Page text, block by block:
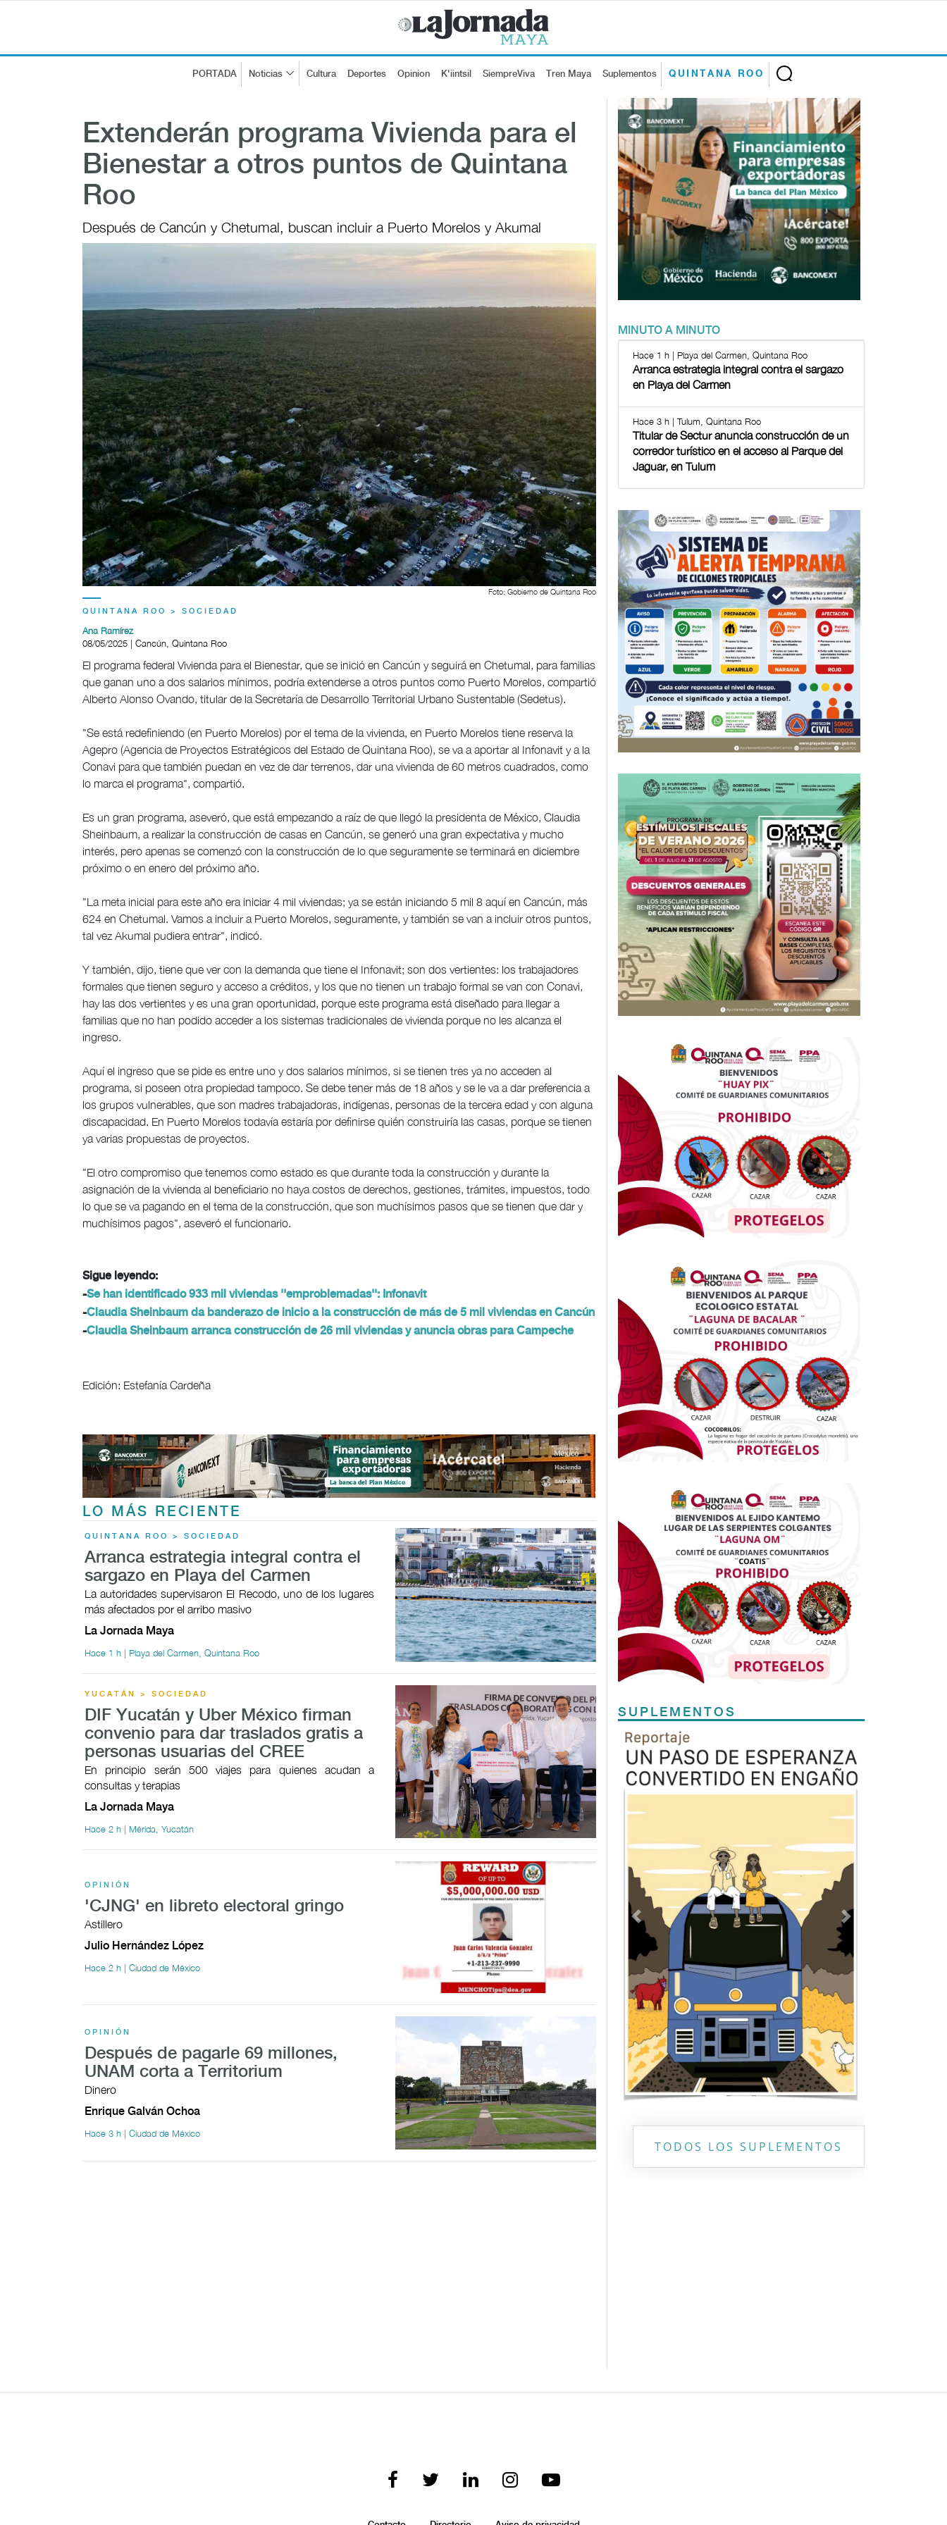
PORTADA Noticias Cultura Deportes Opinion K'iintsil SiempreViva Tren Maya Suplementos QUINTANA ROO
Extenderán programa Vivienda para el
Bienestar a otros puntos de Quintana
Roo
Después de Cancún y Chetumal, buscan incluir a Puerto Morelos y Akumal
Foto: Gobierno de Quintana Roo
QUINTANA ROO > SOCIEDAD
Ana Ramírez
08/05/2025 | Cancún, Quintana Roo
El programa federal Vivienda para el Bienestar, que se inició en Cancún y seguirá en Chetumal, para familias
que ganan uno a dos salarios mínimos, podría extenderse a otros puntos como Puerto Morelos, compartió
Alberto Alonso Ovando, titular de la Secretaría de Desarrollo Territorial Urbano Sustentable (Sedetus).
"Se está redefiniendo (en Puerto Morelos) por el tema de la vivienda, en Puerto Morelos tiene reserva la
Agepro (Agencia de Proyectos Estratégicos del Estado de Quintana Roo), se va a aportar al Infonavit y a la
Conavi para que también puedan en vez de dar terrenos, dar una vivienda de 60 metros cuadrados, como
lo marca el programa", compartió.
Es un gran programa, aseveró, que está empezando a raíz de que llegó la presidenta de México, Claudia
Sheinbaum, a realizar la construcción de casas en Cancún, se generó una gran expectativa y mucho
interés, pero apenas se comenzó con la construcción de lo que seguramente se terminará en diciembre
próximo o en enero del próximo año.
"La meta inicial para este año era iniciar 4 mil viviendas; ya se están iniciando 5 mil 8 aquí en Cancún, más
624 en Chetumal. Vamos a incluir a Puerto Morelos, seguramente, y también se van a incluir otros puntos,
tal vez Akumal pudiera entrar", indicó.
Y también, dijo, tiene que ver con la demanda que tiene el Infonavit; son dos vertientes: los trabajadores
formales que tienen seguro y acceso a créditos, y los que no tienen un trabajo formal se van con Conavi,
hay las dos vertientes y es una gran oportunidad, porque este programa está diseñado para llegar a
familias que no han podido acceder a los sistemas tradicionales de vivienda porque no les alcanza el
ingreso.
Aquí el ingreso que se pide es entre uno y dos salarios mínimos, si se tienen tres ya no acceden al
programa, si poseen otra propiedad tampoco. Se debe tener más de 18 años y se le va a dar preferencia a
los grupos vulnerables, que son madres trabajadoras, indígenas, personas de la tercera edad y con alguna
discapacidad. En Puerto Morelos todavía estaría por definirse quién construiría las casas, porque se tienen
ya varias propuestas de proyectos.
"El otro compromiso que tenemos como estado es que durante toda la construcción y durante la
asignación de la vivienda al beneficiario no haya costos de derechos, gestiones, trámites, impuestos, todo
lo que se va pagando en el tema de la construcción, que son muchísimos pasos que se tienen que dar y
muchísimos pagos", aseveró el funcionario.
Sigue leyendo:
-Se han identificado 933 mil viviendas ''emproblemadas'': Infonavit
-Claudia Sheinbaum da banderazo de inicio a la construcción de más de 5 mil viviendas en Cancún
-Claudia Sheinbaum arranca construcción de 26 mil viviendas y anuncia obras para Campeche
Edición: Estefanía Cardeña
LO MÁS RECIENTE
QUINTANA ROO > SOCIEDAD
Arranca estrategia integral contra el
sargazo en Playa del Carmen
La autoridades supervisaron El Recodo, uno de los lugares
más afectados por el arribo masivo
La Jornada Maya
Hace 1 h | Playa del Carmen, Quintana Roo
YUCATÁN > SOCIEDAD
DIF Yucatán y Uber México firman
convenio para dar traslados gratis a
personas usuarias del CREE
En principio serán 500 viajes para quienes acudan a
consultas y terapias
La Jornada Maya
Hace 2 h | Mérida, Yucatán
OPINIÓN
'CJNG' en libreto electoral gringo
Astillero
Julio Hernández López
Hace 2 h | Ciudad de México
OPINIÓN
Después de pagarle 69 millones,
UNAM corta a Territorium
Dinero
Enrique Galván Ochoa
Hace 3 h | Ciudad de México
MINUTO A MINUTO
Hace 1 h | Playa del Carmen, Quintana Roo
Arranca estrategia integral contra el sargazo
en Playa del Carmen
Hace 3 h | Tulum, Quintana Roo
Titular de Sectur anuncia construcción de un
corredor turístico en el acceso al Parque del
Jaguar, en Tulum
SUPLEMENTOS
Previous Next
TODOS LOS SUPLEMENTOS